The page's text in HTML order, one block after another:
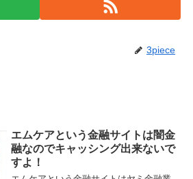
3piece
エムケアという金融サイトは闇金
融なのでキャッシング出来ないで
すよ！